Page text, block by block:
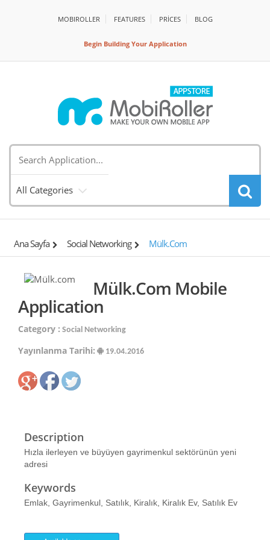
MOBIROLLER FEATURES PRİCES BLOG
Begin Building Your Application
All Categories
Ana Sayfa Social Networking Mülk.com
Mülk.com Mobile
Application
Category : Social Networking
Yayınlanma Tarihi: 19.04.2016
Description
Hızla ilerleyen ve büyüyen gayrimenkul sektörünün yeni
adresi
Keywords
Emlak, Gayrimenkul, Satılık, Kiralık, Kiralık Ev, Satılık Ev